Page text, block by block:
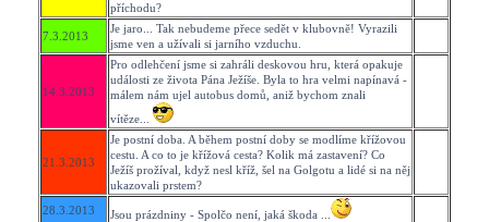
příchodu?
7.3.2013
Je jaro... Tak nebudeme přece sedět v klubovně! Vyrazili
jsme ven a užívali si jarního vzduchu.
14.3.2013
Pro odlehčení jsme si zahráli deskovou hru, která opakuje
události ze života Pána Ježíše. Byla to hra velmi napínavá -
málem nám ujel autobus domů, aniž bychom znali
vítěze...
21.3.2013
Je postní doba. A během postní doby se modlíme křížovou
cestu. A co to je křížová cesta? Kolik má zastavení? Co
Ježíš prožíval, když nesl kříž, šel na Golgotu a lidé si na něj
ukazovali prstem?
28.3.2013
Jsou prázdniny - Spolčo není, jaká škoda ...